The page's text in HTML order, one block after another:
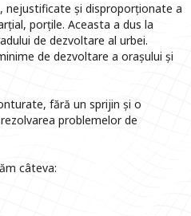
nejustificate și disproporționate a
porțile. Aceasta a dus la
de dezvoltare al urbei.
de dezvoltare a orașului și
fără un sprijin și o
problemelor de
câteva: